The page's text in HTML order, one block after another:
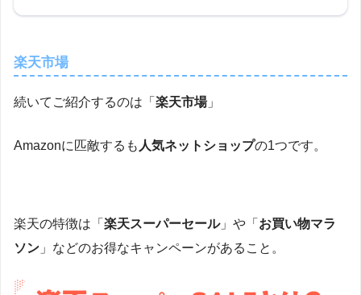
楽天市場
続いてご紹介するのは「 楽天市場」
Amazonに匹敵するも 人気ネットショップの1つです。
楽天の特徴は「 楽天スーパーセール」や「 お買い物マラ
ソン 」などのお得なキャンペーンがあること。